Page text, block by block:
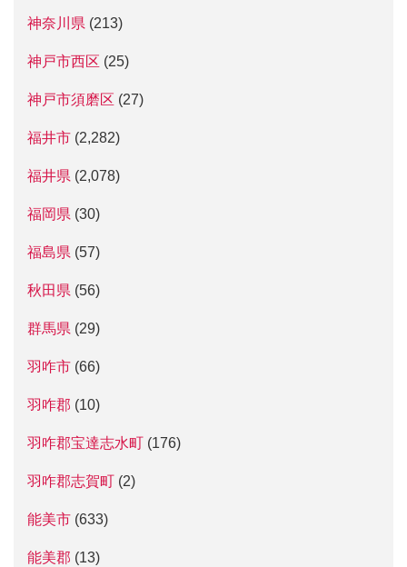
神奈川県 (213)
神戸市西区 (25)
神戸市須磨区 (27)
福井市 (2,282)
福井県 (2,078)
福岡県 (30)
福島県 (57)
秋田県 (56)
群馬県 (29)
羽咋市 (66)
羽咋郡 (10)
羽咋郡宝達志水町 (176)
羽咋郡志賀町 (2)
能美市 (633)
能美郡 (13)